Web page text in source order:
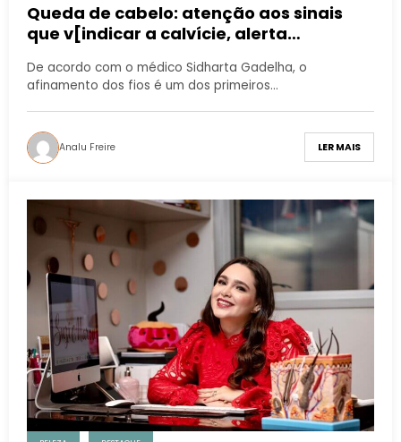
Queda de cabelo: atenção aos sinais
que v[indicar a calvície, alerta
De acordo com o médico Sidharta Gadelha, o
afinamento dos fios é um dos primeiros…
Analu Freire LER MAIS